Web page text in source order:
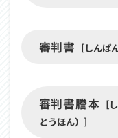
審判書 ［しんぱ
審判書謄本 ［
とうほん）］